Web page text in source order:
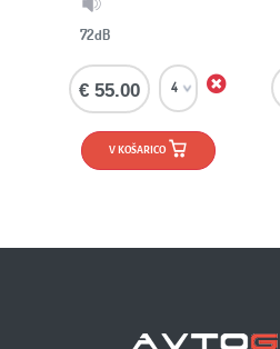
€ 55.00
V KOŠARICO
€